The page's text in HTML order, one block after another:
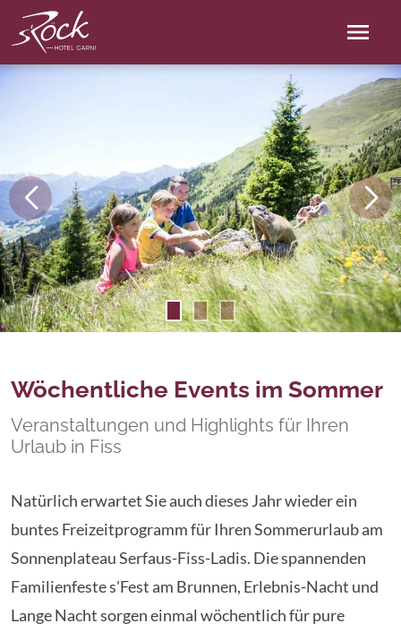
menu
Wöchentliche Events im Sommer
Veranstaltungen und Highlights für Ihren
Urlaub in Fiss
Natürlich erwartet Sie auch dieses Jahr wieder ein
buntes Freizeitprogramm für Ihren Sommerurlaub am
Sonnenplateau Serfaus-Fiss-Ladis. Die spannenden
Familienfeste s'Fest am Brunnen, Erlebnis-Nacht und
Lange Nacht sorgen einmal wöchentlich für pure